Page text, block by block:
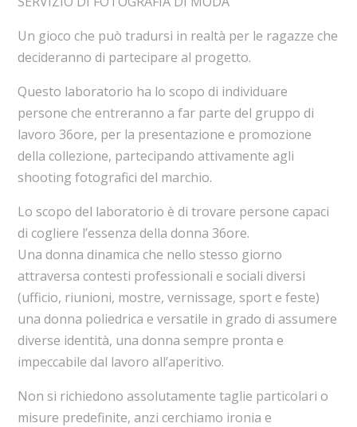
Un gioco che può tradursi in realtà per le ragazze che
decideranno di partecipare al progetto.
Questo laboratorio ha lo scopo di individuare
persone che entreranno a far parte del gruppo di
lavoro 36ore, per la presentazione e promozione
della collezione, partecipando attivamente agli
shooting fotografici del marchio.
Lo scopo del laboratorio è di trovare persone capaci
di cogliere l’essenza della donna 36ore.
Una donna dinamica che nello stesso giorno
attraversa contesti professionali e sociali diversi
(ufficio, riunioni, mostre, vernissage, sport e feste)
una donna poliedrica e versatile in grado di assumere
diverse identità, una donna sempre pronta e
impeccabile dal lavoro all’aperitivo.
Non si richiedono assolutamente taglie particolari o
misure predefinite, anzi cerchiamo ironia e